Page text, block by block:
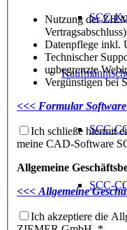
SCC-
SCC-
SCC-
Nutzung der
Vertragsabschluss)
Datenpflege inkl.
Technischer
unbegrenzte
Vergünstigen bei
<<< Formular
Ich schließe hiermit
meine CAD-Software
Allgemeine
<<< Allgemeine
Ich akzeptiere die